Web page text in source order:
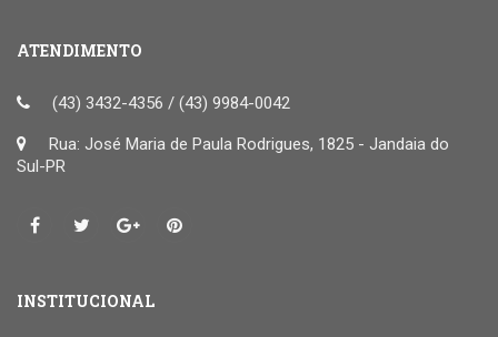
ATENDIMENTO
(43) 3432-4356 / (43) 9984-0042
Rua: José Maria de Paula Rodrigues, 1825 - Jandaia do
Sul-PR
INSTITUCIONAL